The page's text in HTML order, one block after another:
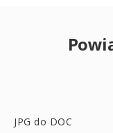
JPG do DOC